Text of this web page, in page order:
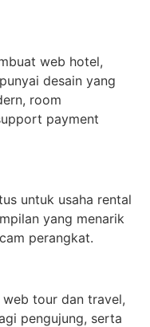
web hotel,
desain yang
room
payment
untuk usaha rental
yang menarik
perangkat.
tour dan travel,
pengujung, serta